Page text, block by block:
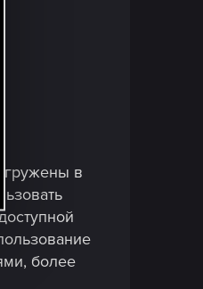
в
более